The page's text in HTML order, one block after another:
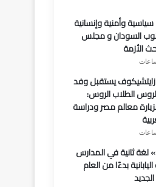
وأمنية وإنسانية
السودان و مجلس
الأزمة
زايتشيكوف يستقبل وفد
الطلاب الروس:
معالم مصر ودراسة
لغة ثانية في المدارس
بدءًا من العام